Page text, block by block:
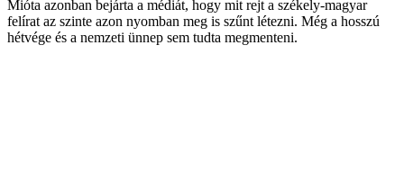
Mióta azonban bejárta a médiát, hogy mit rejt a székely-magyar
felírat az szinte azon nyomban meg is szűnt létezni. Még a hosszú
hétvége és a nemzeti ünnep sem tudta megmenteni.